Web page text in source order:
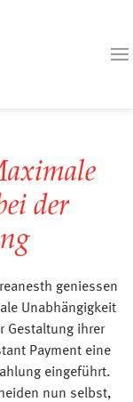
der
geniessen
Unabhängigkeit
Gestaltung ihrer
Payment eine
eingeführt.
nun selbst,